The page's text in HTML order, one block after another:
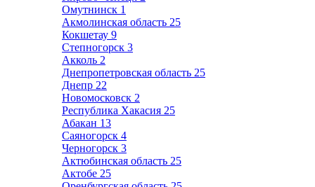
Омутнинск 1
Акмолинская область 25
Кокшетау 9
Степногорск 3
Акколь 2
Днепропетровская область 25
Днепр 22
Новомосковск 2
Республика Хакасия 25
Абакан 13
Саяногорск 4
Черногорск 3
Актюбинская область 25
Актобе 25